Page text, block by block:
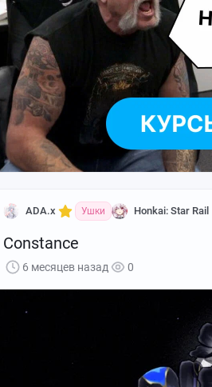
ADA.x Ушки Honkai: Star Rail
Constance
6 месяцев назад 0